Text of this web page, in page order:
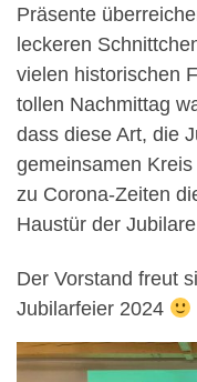
Präsente
leckeren
vielen historischen
tollen Nachmittag
dass diese Art, die
gemeinsamen
zu Corona-Zeiten
Haustür der
Der Vorstand freut
Jubilarfeier 2024